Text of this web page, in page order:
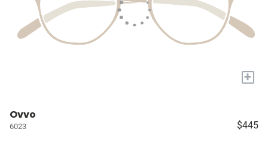
+
Ovvo
6023 $445